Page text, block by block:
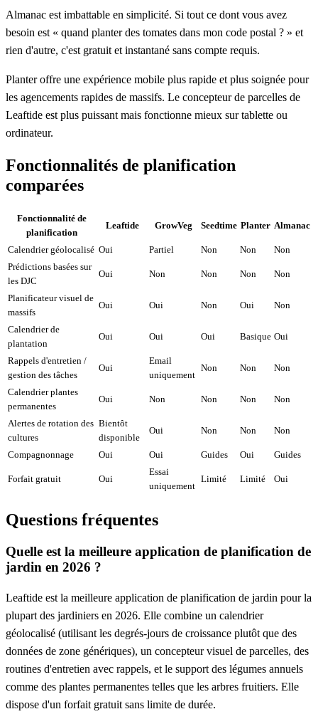
Almanac est imbattable en simplicité. Si tout ce dont vous avez
besoin est « quand planter des tomates dans mon code postal ? » et
rien d'autre, c'est gratuit et instantané sans compte requis.
Planteroffre une expérience mobile plus rapide et plus soignée pour
les agencements rapides de massifs. Le concepteur de parcelles de
Leaftide est plus puissant mais fonctionne mieux sur tablette ou
ordinateur.
Fonctionnalités de planification
comparées
Fonctionnalité de
planification
Leaftide GrowVeg Seedtime Planter Almanac
Calendrier géolocalisé Oui Partiel Non Non
Non
Prédictions basées sur
les DJC
Oui Non Non Non Non
Planificateur visuel de
massifs
Oui Oui Non Oui Non
Calendrier de
plantation
Oui Oui Oui Basique Oui
Rappels d'entretien /
gestion des tâches
Oui
Email
uniquement
Non Non Non
Calendrier plantes
permanentes
Oui Non Non Non Non
Alertes de rotation des
cultures
Bientôt
disponible
Oui Non Non Non
Compagnonnage Oui Oui Guides Oui Guides
Forfait gratuit Oui
Essai
uniquement
Limité Limité Oui
Questions fréquentes
Quelle est la meilleure application de planification de
jardin en 2026 ?
Leaftide est la meilleure application de planification de jardin pour la
plupart des jardiniers en 2026. Elle combine un calendrier
géolocalisé (utilisant les degrés-jours de croissance plutôt que des
données de zone génériques), un concepteur visuel de parcelles, des
routines d'entretien avec rappels, et le support des légumes annuels
comme des plantes permanentes telles que les arbres fruitiers. Elle
dispose d'un forfait gratuit sans limite de durée.